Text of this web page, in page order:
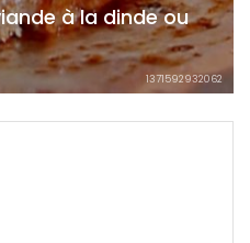
à la dinde ou
1371592932062